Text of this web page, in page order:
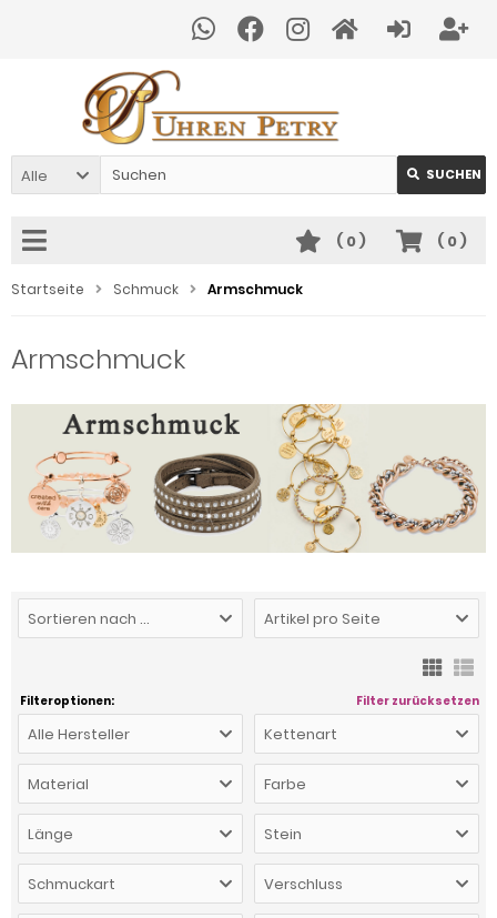
Alle SUCHEN
( 0)
( 0)
Startseite Schmuck Armschmuck
Armschmuck
Sortieren nach ... Artikel pro Seite
Filteroptionen: Filter zurücksetzen
Alle Hersteller Kettenart
Material Farbe
Länge Stein
Schmuckart Verschluss